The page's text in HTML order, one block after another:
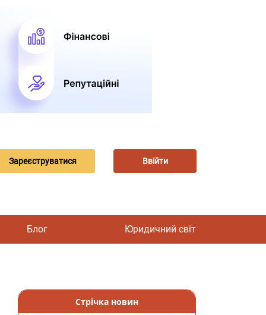
Зареєструватися Ввійти
Блог Юридичний світ
Стрічка новин